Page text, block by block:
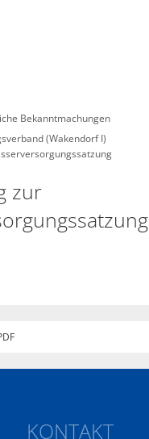
Bekanntmachungen
(Wakendorf I)
zur
KONTAKT